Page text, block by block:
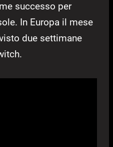
successo per
In Europa il mese
due settimane